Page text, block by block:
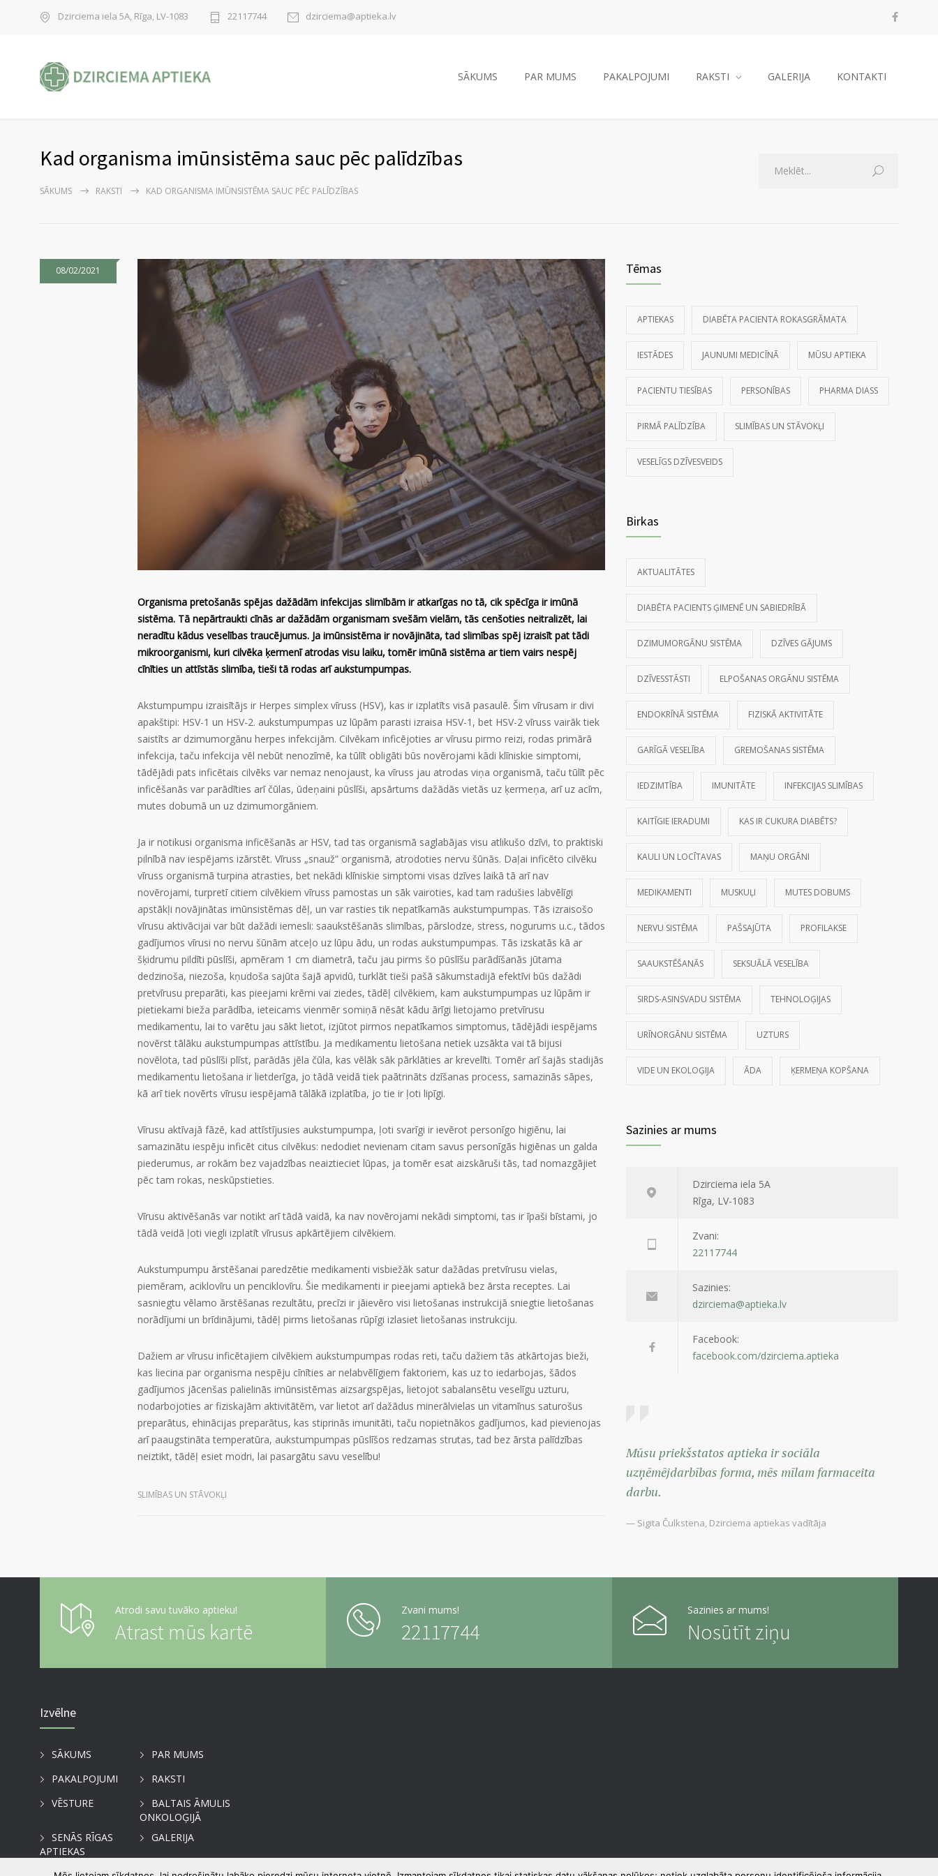
Dzirciema iela 5A, Rīga, LV-1083 22117744 dzirciema@aptieka.lv
SĀKUMS PAR MUMS PAKALPOJUMI RAKSTI GALERIJA KONTAKTI
Kad organisma imūnsistēma sauc pēc palīdzības
SĀKUMS RAKSTI KAD ORGANISMA IMŪNSISTĒMA SAUC PĒC PALĪDZĪBAS
08/02/2021
Organisma pretošanās spējas dažādām infekcijas slimībām ir atkarīgas no tā, cik spēcīga ir imūnā
sistēma. Tā nepārtraukti cīnās ar dažādām organismam svešām vielām, tās cenšoties neitralizēt, lai
neradītu kādus veselības traucējumus. Ja imūnsistēma ir novājināta, tad slimības spēj izraisīt pat tādi
mikroorganismi, kuri cilvēka ķermenī atrodas visu laiku, tomēr imūnā sistēma ar tiem vairs nespēj
cīnīties un attīstās slimība, tieši tā rodas arī aukstumpumpas.
Akstumpumpu izraisītājs ir Herpes simplex vīruss (HSV), kas ir izplatīts visā pasaulē. Šim vīrusam ir divi
apakštipi: HSV-1 un HSV-2. aukstumpumpas uz lūpām parasti izraisa HSV-1, bet HSV-2 vīruss vairāk tiek
saistīts ar dzimumorgānu herpes infekcijām. Cilvēkam inficējoties ar vīrusu pirmo reizi, rodas primārā
infekcija, taču infekcija vēl nebūt nenozīmē, ka tūlīt obligāti būs novērojami kādi klīniskie simptomi,
tādējādi pats inficētais cilvēks var nemaz nenojaust, ka vīruss jau atrodas viņa organismā, taču tūlīt pēc
inficēšanās var parādīties arī čūlas, ūdeņaini pūslīši, apsārtums dažādās vietās uz ķermeņa, arī uz acīm,
mutes dobumā un uz dzimumorgāniem.
Ja ir notikusi organisma inficēšanās ar HSV, tad tas organismā saglabājas visu atlikušo dzīvi, to praktiski
pilnībā nav iespējams izārstēt. Vīruss „snauž” organismā, atrodoties nervu šūnās. Daļai inficēto cilvēku
vīruss organismā turpina atrasties, bet nekādi klīniskie simptomi visas dzīves laikā tā arī nav
novērojami, turpretī citiem cilvēkiem vīruss pamostas un sāk vairoties, kad tam radušies labvēlīgi
apstākļi novājinātas imūnsistēmas dēļ, un var rasties tik nepatīkamās aukstumpumpas. Tās izraisošo
vīrusu aktivācijai var būt dažādi iemesli: saaukstēšanās slimības, pārslodze, stress, nogurums u.c., tādos
gadījumos vīrusi no nervu šūnām atceļo uz lūpu ādu, un rodas aukstumpumpas. Tās izskatās kā ar
šķidrumu pildīti pūslīši, apmēram 1 cm diametrā, taču jau pirms šo pūslīšu parādīšanās jūtama
dedzinoša, niezoša, kņudoša sajūta šajā apvidū, turklāt tieši pašā sākumstadijā efektīvi būs dažādi
pretvīrusu preparāti, kas pieejami krēmi vai ziedes, tādēļ cilvēkiem, kam aukstumpumpas uz lūpām ir
pietiekami bieža parādība, ieteicams vienmēr somiņā nēsāt kādu ārīgi lietojamo pretvīrusu
medikamentu, lai to varētu jau sākt lietot, izjūtot pirmos nepatīkamos simptomus, tādējādi iespējams
novērst tālāku aukstumpumpas attīstību. Ja medikamentu lietošana netiek uzsākta vai tā bijusi
novēlota, tad pūslīši plīst, parādās jēla čūla, kas vēlāk sāk pārklāties ar krevelīti. Tomēr arī šajās stadijās
medikamentu lietošana ir lietderīga, jo tādā veidā tiek paātrināts dzīšanas process, samazinās sāpes,
kā arī tiek novērts vīrusu iespējamā tālākā izplatība, jo tie ir ļoti lipīgi.
Vīrusu aktīvajā fāzē, kad attīstījusies aukstumpumpa, ļoti svarīgi ir ievērot personīgo higiēnu, lai
samazinātu iespēju inficēt citus cilvēkus: nedodiet nevienam citam savus personīgās higiēnas un galda
piederumus, ar rokām bez vajadzības neaiztieciet lūpas, ja tomēr esat aizskāruši tās, tad nomazgājiet
pēc tam rokas, neskūpstieties.
Vīrusu aktivēšanās var notikt arī tādā vaidā, ka nav novērojami nekādi simptomi, tas ir īpaši bīstami, jo
tādā veidā ļoti viegli izplatīt vīrusus apkārtējiem cilvēkiem.
Aukstumpumpu ārstēšanai paredzētie medikamenti visbiežāk satur dažādas pretvīrusu vielas,
piemēram, aciklovīru un penciklovīru. Šie medikamenti ir pieejami aptiekā bez ārsta receptes. Lai
sasniegtu vēlamo ārstēšanas rezultātu, precīzi ir jāievēro visi lietošanas instrukcijā sniegtie lietošanas
norādījumi un brīdinājumi, tādēļ pirms lietošanas rūpīgi izlasiet lietošanas instrukciju.
Dažiem ar vīrusu inficētajiem cilvēkiem aukstumpumpas rodas reti, taču dažiem tās atkārtojas bieži,
kas liecina par organisma nespēju cīnīties ar nelabvēlīgiem faktoriem, kas uz to iedarbojas, šādos
gadījumos jācenšas palielinās imūnsistēmas aizsargspējas, lietojot sabalansētu veselīgu uzturu,
nodarbojoties ar fiziskajām aktivitātēm, var lietot arī dažādus minerālvielas un vitamīnus saturošus
preparātus, ehinācijas preparātus, kas stiprinās imunitāti, taču nopietnākos gadījumos, kad pievienojas
arī paaugstināta temperatūra, aukstumpumpas pūslīšos redzamas strutas, tad bez ārsta palīdzības
neiztikt, tādēļ esiet modri, lai pasargātu savu veselību!
SLIMĪBAS UN STĀVOKĻI
Tēmas
APTIEKAS DIABĒTA PACIENTA ROKASGRĀMATA
IESTĀDES JAUNUMI MEDICĪNĀ MŪSU APTIEKA
PACIENTU TIESĪBAS PERSONĪBAS PHARMA DIASS
PIRMĀ PALĪDZĪBA SLIMĪBAS UN STĀVOKĻI
VESELĪGS DZĪVESVEIDS
Birkas
AKTUALITĀTES
DIABĒTA PACIENTS ĢIMENĒ UN SABIEDRĪBĀ
DZIMUMORGĀNU SISTĒMA DZĪVES GĀJUMS
DZĪVESSTĀSTI ELPOŠANAS ORGĀNU SISTĒMA
ENDOKRĪNĀ SISTĒMA FIZISKĀ AKTIVITĀTE
GARĪGĀ VESELĪBA GREMOŠANAS SISTĒMA
IEDZIMTĪBA IMUNITĀTE INFEKCIJAS SLIMĪBAS
KAITĪGIE IERADUMI KAS IR CUKURA DIABĒTS?
KAULI UN LOCĪTAVAS MAŅU ORGĀNI
MEDIKAMENTI MUSKUĻI MUTES DOBUMS
NERVU SISTĒMA PAŠSAJŪTA PROFILAKSE
SAAUKSTĒŠANĀS SEKSUĀLĀ VESELĪBA
SIRDS-ASINSVADU SISTĒMA TEHNOLOĢIJAS
URĪNORGĀNU SISTĒMA UZTURS
VIDE UN EKOLOĢIJA ĀDA ĶERMEŅA KOPŠANA
Sazinies ar mums
Dzirciema iela 5A
Rīga, LV-1083
Zvani:
22117744
Sazinies:
dzirciema@aptieka.lv
Facebook:
facebook.com/dzirciema.aptieka
Mūsu priekšstatos aptieka ir sociāla
uzņēmējdarbības forma, mēs mīlam farmaceita
darbu.
— Sigita Čulkstena, Dzirciema aptiekas vadītāja
Atrodi savu tuvāko aptieku!
Atrast mūs kartē
Zvani mums!
22117744
Sazinies ar mums!
Nosūtīt ziņu
Izvēlne
SĀKUMS
PAR MUMS
PAKALPOJUMI
RAKSTI
VĒSTURE
BALTAIS ĀMULIS
ONKOLOĢIJĀ
SENĀS RĪGAS
APTIEKAS
GALERIJA
KONTAKTI